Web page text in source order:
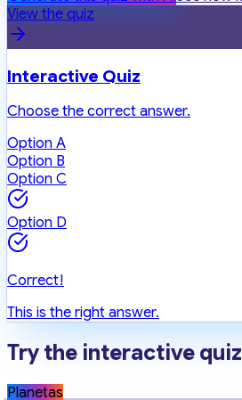
View the quiz
Interactive Quiz
Choose the correct answer.
Option A
Option B
Option C
Option D
Correct!
This is the right answer.
Try the interactive quiz
Planetas